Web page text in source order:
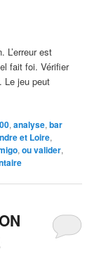
L’erreur est
fait foi. Vérifier
Le jeu peut
,analyse,bar
et Loire,
,ou valider,